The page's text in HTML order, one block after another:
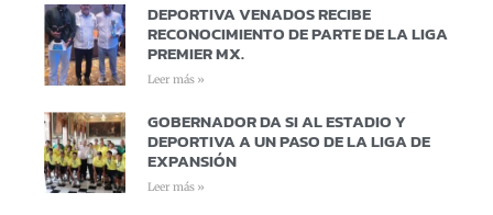
DEPORTIVA VENADOS RECIBE
RECONOCIMIENTO DE PARTE DE LA LIGA
PREMIER MX.
Leer más »
GOBERNADOR DA SI AL ESTADIO Y
DEPORTIVA A UN PASO DE LA LIGA DE
EXPANSIÓN
Leer más »